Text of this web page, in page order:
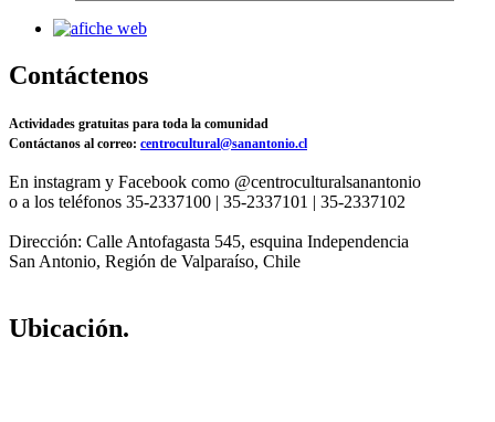
Contáctenos
Actividades gratuitas para toda la comunidad
Contáctanos al correo: centrocultural@sanantonio.cl
En instagram y Facebook como @centroculturalsanantonio
o a los teléfonos 35-2337100 | 35-2337101 | 35-2337102
Dirección: Calle Antofagasta 545, esquina Independencia
San Antonio, Región de Valparaíso, Chile
Ubicación.